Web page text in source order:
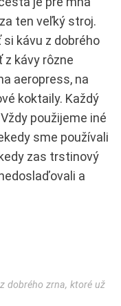
ten veľký stroj.
kávu z dobrého
z kávy rôzne
aeropress, na
koktaily. Každý
použijeme iné
sme používali
zas trstinový
a
dobrého zrna, ktoré už